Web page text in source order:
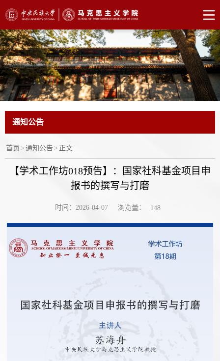
通知公告
首页 > 通知公告 > 正文
【学术工作坊018预告】：国家社科基金项目申
报书的撰写与打磨
时间：2026-04-07 浏览量： 148